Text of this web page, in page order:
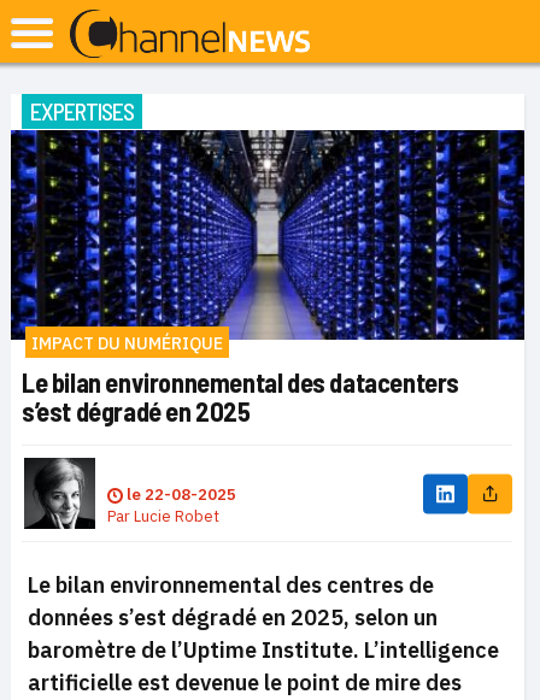
EXPERTISES
IMPACT DU NUMÉRIQUE
Le bilan environnemental des datacenters
s’est dégradé en 2025
le 22-08-2025
ParLucie Robet
Le bilan environnemental des centres de
données s’est dégradé en 2025, selon un
baromètre de l’Uptime Institute. L’intelligence
artificielle est devenue le point de mire des